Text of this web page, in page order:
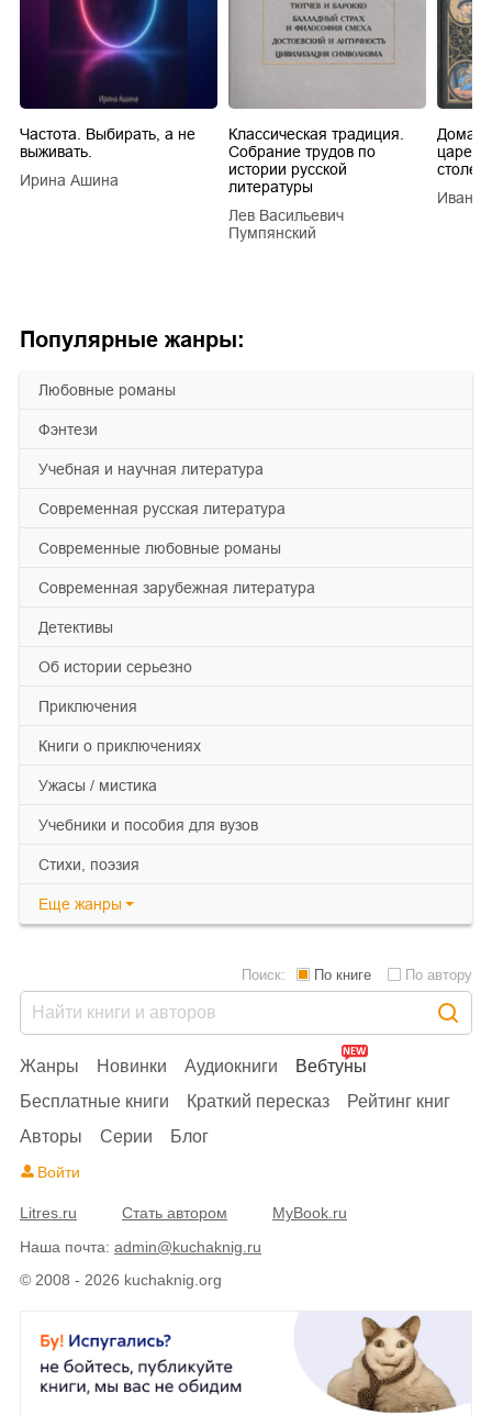
Популярные жанры:
любовные романы
фэнтези
учебная и научная литература
современная русская литература
современные любовные романы
современная зарубежная литература
детективы
об истории серьезно
приключения
книги о приключениях
ужасы / мистика
учебники и пособия для вузов
cтихи, поэзия
Еще жанры
Частота. Выбирать, а не
выживать.
Ирина Ашина
Классическая традиция.
Собрание трудов по
истории русской
литературы
Лев Васильевич
Пумпянский
царей
Иван
© 2008 - 2026 kuchaknig.org
Жанры Новинки Аудиокниги
Вебтуны
Бесплатные книги
Краткий пересказ
Рейтинг книг
Авторы
Серии Блог
Поиск: По книге По автору
Войти
Litres.ru Стать автором
MyBook.ru
Наша почта: admin@kuchaknig.ru